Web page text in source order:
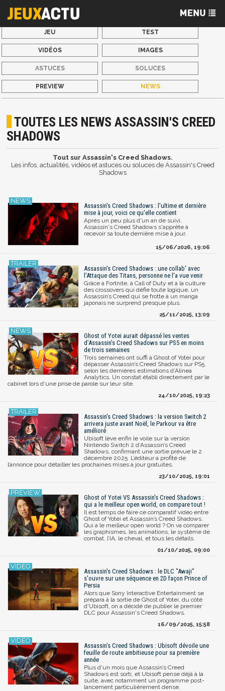
JEU TEST
VIDÉOS IMAGES
ASTUCES SOLUCES
PREVIEW NEWS
TOUTES LES NEWS ASSASSIN'S CREED
SHADOWS
Tout sur Assassin's Creed Shadows.
Les infos, actualités, vidéos et astuces ou soluces de Assassin's Creed
Shadows
Assassin's Creed Shadows : l'ultime et dernière
mise à jour, voici ce qu'elle contient
Après un peu plus d'un an de suivi,
Assassin's Creed Shadows s'apprête à
recevoir sa toute dernière mise à jour.
15/06/2026, 19:06
Assassin's Creed Shadows : une collab' avec
l'Attaque des Titans, personne ne l'a vue venir
Grâce à Fortnite, à Call of Duty et à la culture
des crossovers qui défie toute logique, un
Assassin’s Creed qui se frotte à un manga
japonais ne surprend presque plus.
25/11/2025, 13:09
Ghost of Yotei aurait dépassé les ventes
d’Assassin’s Creed Shadows sur PS5 en moins
de trois semaines
Trois semaines ont suffi à Ghost of Yotei pour
dépasser Assassin’s Creed Shadows sur PS5,
selon les dernières estimations d’Alinea
Analytics. Un constat établi directement par le
cabinet lors d'une prise de parole sur leur site.
24/10/2025, 19:23
Assassin's Creed Shadows : la version Switch 2
arrivera juste avant Noël, le Parkour va être
amélioré
Ubisoft lève enfin le voile sur la version
Nintendo Switch 2 d’Assassin’s Creed
Shadows, confirmant une sortie prévue le 2
décembre 2025. L’éditeur a profité de
l’annonce pour détailler les prochaines mises à jour gratuites.
23/10/2025, 19:01
Ghost of Yotei VS Assassin's Creed Shadows :
qui a le meilleur open world, on compare tout !
Il est temps de faire ce comparatif vidéo entre
Ghost of Yotei et Assassin’s Creed Shadows.
Qui a le meilleur open world ? On va comparer
les graphismes, les animations, le système de
combat, l’IA, le cheval, et tous les détails.
01/10/2025, 09:00
Assassin's Creed Shadows : le DLC "Awaji"
s'ouvre sur une séquence en 2D façon Prince of
Persia
Alors que Sony Interactive Entertainment se
prépara à la sortie de Ghost of Yotei, du côté
d'Ubisoft, on a décidé de publier le premier
DLC pour Assassin's Creed Shadows.
16/09/2025, 15:58
Assassin’s Creed Shadows : Ubisoft dévoile une
feuille de route ambitieuse pour sa première
année
Plus d'un mois que Assassin’s Creed
Shadows est sorti, et Ubisoft pense déjà à la
suite, avec notamment un programme post-
lancement particulièrement dense.